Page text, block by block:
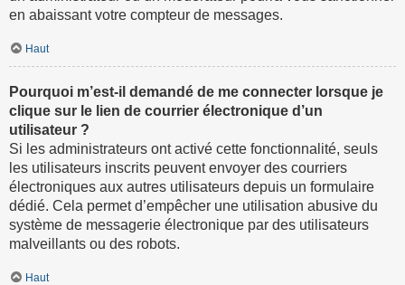
en abaissant votre compteur de messages.
Haut
Pourquoi m’est-il demandé de me connecter lorsque je
clique sur le lien de courrier électronique d’un
utilisateur ?
Si les administrateurs ont activé cette fonctionnalité, seuls
les utilisateurs inscrits peuvent envoyer des courriers
électroniques aux autres utilisateurs depuis un formulaire
dédié. Cela permet d’empêcher une utilisation abusive du
système de messagerie électronique par des utilisateurs
malveillants ou des robots.
Haut